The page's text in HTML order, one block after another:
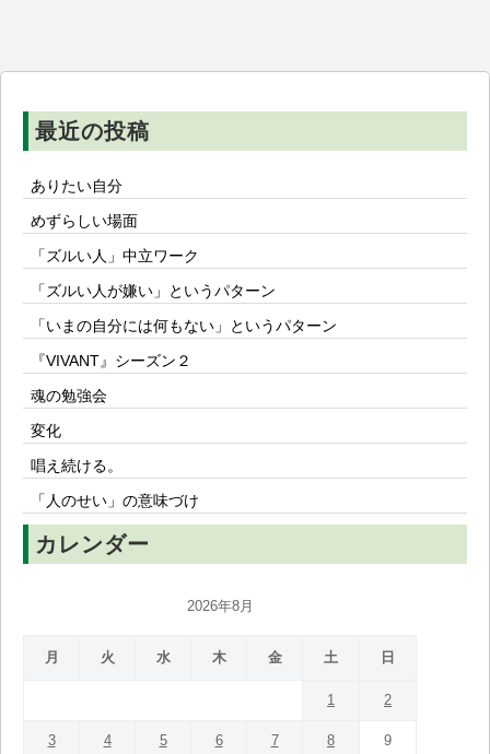
ン
最近の投稿
ありたい自分
めずらしい場面
「ズルい人」中立ワーク
「ズルい人が嫌い」というパターン
「いまの自分には何もない」というパターン
『VIVANT』シーズン２
魂の勉強会
変化
唱え続ける。
「人のせい」の意味づけ
カレンダー
2026年8月
月 火 水 木 金 土 日
1 2
3 4 5 6 7 8 9